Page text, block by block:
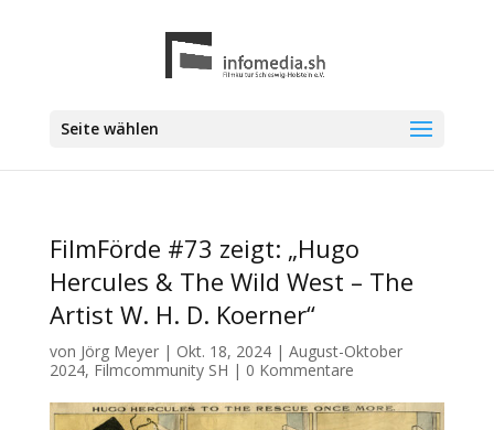
Seite wählen
FilmFörde #73 zeigt: „Hugo
Hercules & The Wild West – The
Artist W. H. D. Koerner“
von Jörg Meyer| Okt. 18, 2024| August-Oktober
2024, Filmcommunity SH | 0 Kommentare